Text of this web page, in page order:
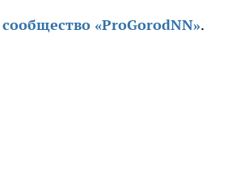
сообщество «ProGorodNN».